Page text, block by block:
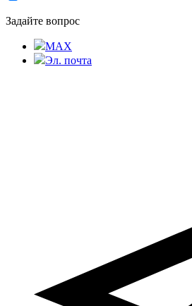
Задайте вопрос
MAX
Эл. почта